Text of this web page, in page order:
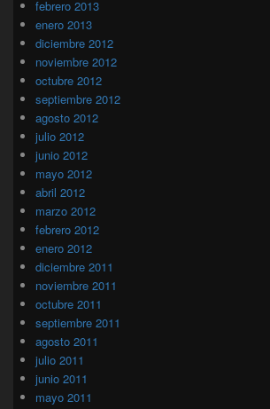
febrero 2013
enero 2013
diciembre 2012
noviembre 2012
octubre 2012
septiembre 2012
agosto 2012
julio 2012
junio 2012
mayo 2012
abril 2012
marzo 2012
febrero 2012
enero 2012
diciembre 2011
noviembre 2011
octubre 2011
septiembre 2011
agosto 2011
julio 2011
junio 2011
mayo 2011